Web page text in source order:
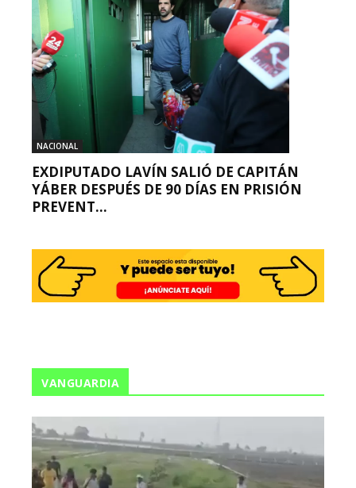
NACIONAL
EXDIPUTADO LAVÍN SALIÓ DE CAPITÁN
YÁBER DESPUÉS DE 90 DÍAS EN PRISIÓN
PREVENT...
VANGUARDIA